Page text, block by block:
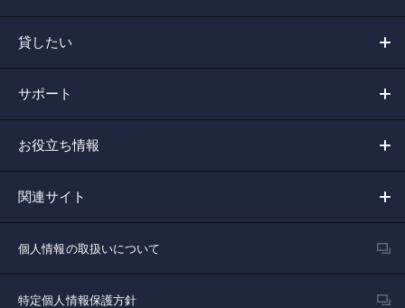
貸したい
サポート
お役立ち情報
関連サイト
個人情報の取扱いについて
特定個人情報保護方針